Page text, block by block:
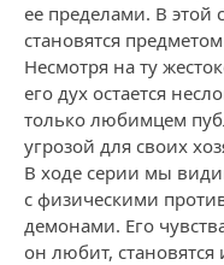
ее пределами. В этой
становятся
Несмотря на ту
его дух остается
только любимцем
угрозой для своих
В ходе серии мы
с физическими
демонами. Его
он любит,